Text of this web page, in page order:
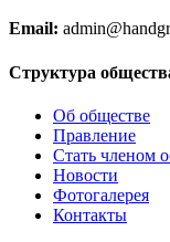
Email:
Структура
Об обществе
Правление
Стать членом
Новости
Фотогалерея
Контакты